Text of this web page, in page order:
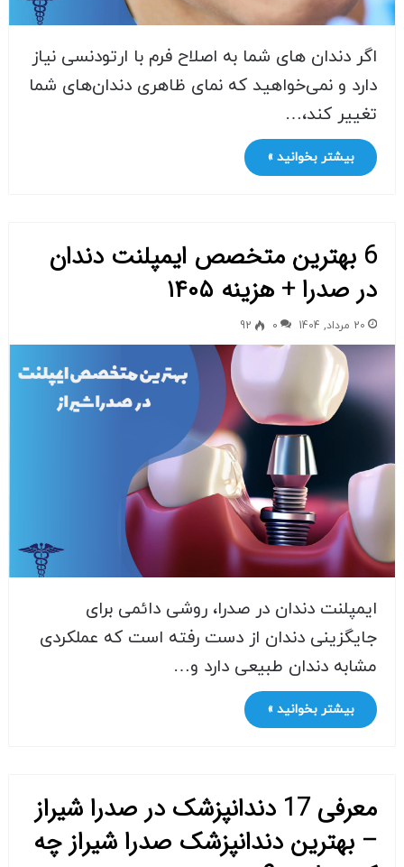
اگر دندان های شما به اصلاح فرم با ارتودنسی نیاز
دارد و نمی‌خواهید که نمای ظاهری دندان‌های شما
تغییر کند،…
بیشتر بخوانید »
6 بهترین متخصص ایمپلنت دندان
در صدرا + هزینه ۱۴۰۵
20 مرداد, 1404 0
92
ایمپلنت دندان در صدرا، روشی دائمی برای
جایگزینی دندان از دست رفته است که عملکردی
مشابه دندان طبیعی دارد و…
بیشتر بخوانید »
معرفی 17 دندانپزشک در صدرا شیراز
– بهترین دندانپزشک صدرا شیراز چه